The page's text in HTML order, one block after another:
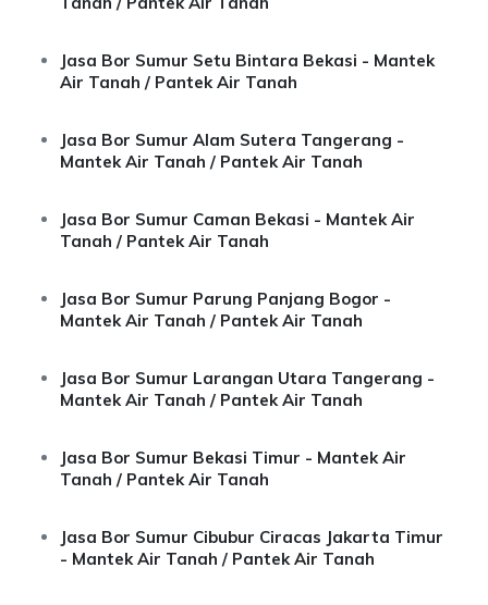
Jasa Bor Sumur Setu Bintara Bekasi - Mantek
Air Tanah / Pantek Air Tanah
Jasa Bor Sumur Alam Sutera Tangerang -
Mantek Air Tanah / Pantek Air Tanah
Jasa Bor Sumur Caman Bekasi - Mantek Air
Tanah / Pantek Air Tanah
Jasa Bor Sumur Parung Panjang Bogor -
Mantek Air Tanah / Pantek Air Tanah
Jasa Bor Sumur Larangan Utara Tangerang -
Mantek Air Tanah / Pantek Air Tanah
Jasa Bor Sumur Bekasi Timur - Mantek Air
Tanah / Pantek Air Tanah
Jasa Bor Sumur Cibubur Ciracas Jakarta Timur
- Mantek Air Tanah / Pantek Air Tanah